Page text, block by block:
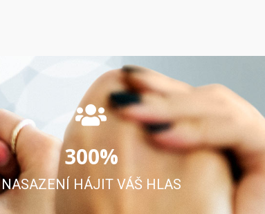
NASAZENÍ HÁJIT VÁŠ HLAS
300%